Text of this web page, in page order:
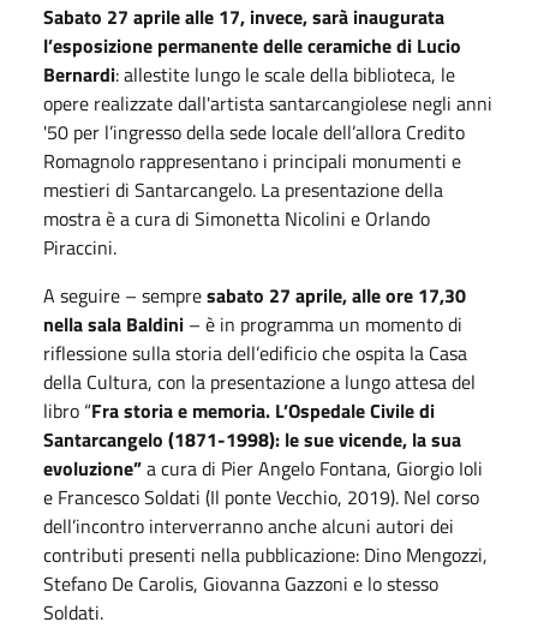
Sabato 27 aprile alle 17, invece, sarà inaugurata
l’esposizione permanente delle ceramiche di Lucio
Bernardi: allestite lungo le scale della biblioteca, le
opere realizzate dall'artista santarcangiolese negli anni
'50 per l’ingresso della sede locale dell’allora Credito
Romagnolo rappresentano i principali monumenti e
mestieri di Santarcangelo. La presentazione della
mostra è a cura di Simonetta Nicolini e Orlando
Piraccini.
A seguire – sempresabato 27 aprile, alle ore 17,30
nella sala Baldini – è in programma un momento di
riflessione sulla storia dell’edificio che ospita la Casa
della Cultura, con la presentazione a lungo attesa del
libro “Fra storia e memoria. L’Ospedale Civile di
Santarcangelo (1871-1998): le sue vicende, la sua
evoluzione”a cura di Pier Angelo Fontana, Giorgio Ioli
e Francesco Soldati (Il ponte Vecchio, 2019). Nel corso
dell’incontro interverranno anche alcuni autori dei
contributi presenti nella pubblicazione: Dino Mengozzi,
Stefano De Carolis, Giovanna Gazzoni e lo stesso
Soldati.